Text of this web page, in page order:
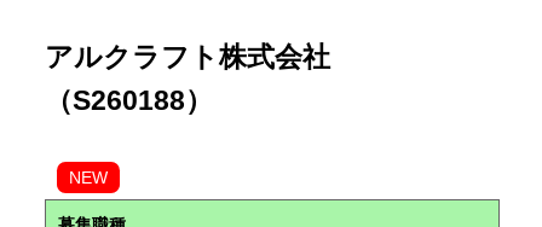
アルクラフト株式会社
（S260188）
NEW